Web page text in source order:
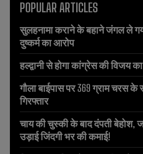
POPULAR ARTICLES
सुलहनामा कराने के बहाने जंगल ले
दुष्कर्म का आरोप
हल्द्वानी से होगा कांग्रेस की विजय
गौला बाईपास पर 369 ग्राम चरस
गिरफ्तार
चाय की चुस्की के बाद दंपती बेहोश,
उड़ाई जिंदगी भर की कमाई!